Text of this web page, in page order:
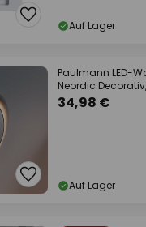
Auf Lager
Paulmann LED-
Neordic
34,98 €
Auf Lager